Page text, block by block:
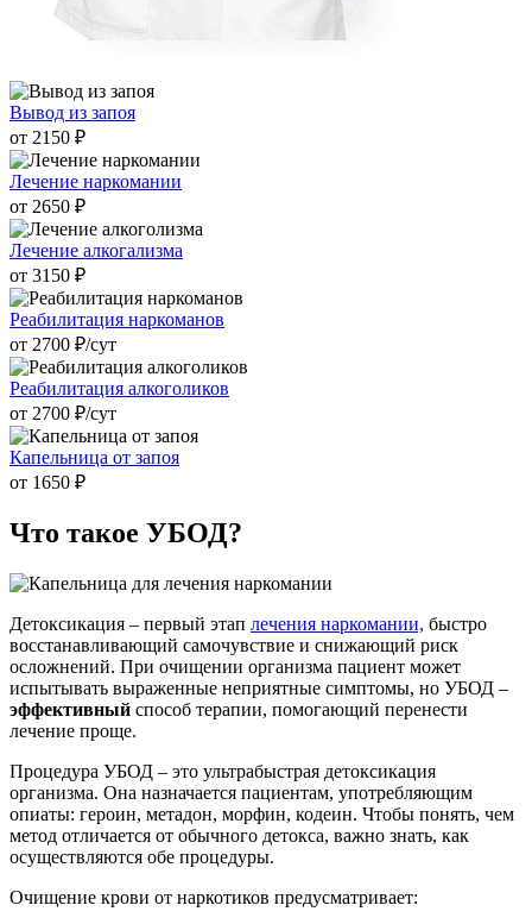
Вывод из запоя
от 2150 ₽
Лечение наркомании
от 2650 ₽
Лечение алкогализма
от 3150 ₽
Реабилитация наркоманов
от 2700 ₽/cут
Реабилитация алкоголиков
от 2700 ₽/cут
Капельница от запоя
от 1650 ₽
Что такое УБОД?
Детоксикация – первый этап лечения наркомании, быстро
восстанавливающий самочувствие и снижающий риск
осложнений. При очищении организма пациент может
испытывать выраженные неприятные симптомы, но УБОД –
эффективный способ терапии, помогающий перенести
лечение проще.
Процедура УБОД – это ультрабыстрая детоксикация
организма. Она назначается пациентам, употребляющим
опиаты: героин, метадон, морфин, кодеин. Чтобы понять, чем
метод отличается от обычного детокса, важно знать, как
осуществляются обе процедуры.
Очищение крови от наркотиков предусматривает: